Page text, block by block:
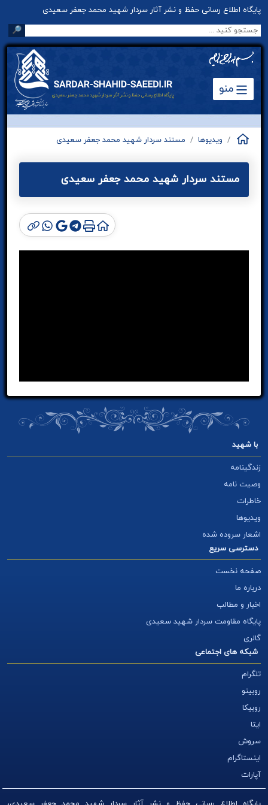
پایگاه اطلاع رسانی حفظ و نشر آثار سردار شهید محمد جعفر سعیدی
🔎
منو
ویدیوها مستند سردار شهید محمد جعفر سعیدی
مستند سردار شهید محمد جعفر سعیدی
با شهید
زندگینامه
وصیت نامه
خاطرات
ویدیوها
اشعار سروده شده
دسترسی سریع
صفحه نخست
درباره ما
اخبار و مطالب
پایگاه مقاومت سردار شهید سعیدی
گالری
شبکه های اجتماعی
تلگرام
روبینو
روبیکا
ایتا
سروش
اینستاگرام
آپارات